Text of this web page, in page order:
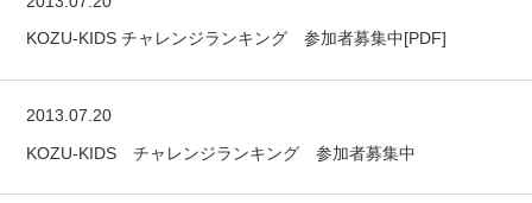
KOZU-KIDS チャレンジランキング 参加者募集中[PDF]
KOZU-KIDS チャレンジランキング 参加者募集中
2013.07.20